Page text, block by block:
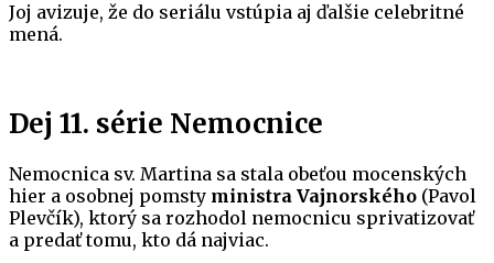
Joj avizuje, že do seriálu vstúpia aj ďalšie celebritné
mená.
Dej 11. série Nemocnice
Nemocnica sv. Martina sa stala obeťou mocenských
hier a osobnej pomsty ministra Vajnorského (Pavol
Plevčík), ktorý sa rozhodol nemocnicu sprivatizovať
a predať tomu, kto dá najviac.